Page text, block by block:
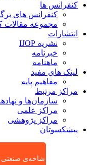
کنفرانس ها
کنفرانس های
مجموعه مقالات
انتشارات
نشریه IJOP
خبرنامه
ماهنامه
لینک های مفید
مفاهیم پایه
مراکز مرتبط
سازمان‌ها و
مراکز علمی
مراکز پژوهشی
پیشکسوتان
شاخه‌ی صنعتی